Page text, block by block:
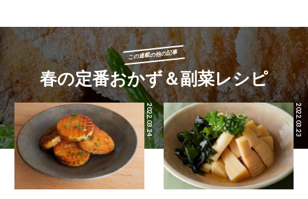
この連載の他の記事
春の定番おかず＆副菜レシピ
2022.03.24 2022.03.23